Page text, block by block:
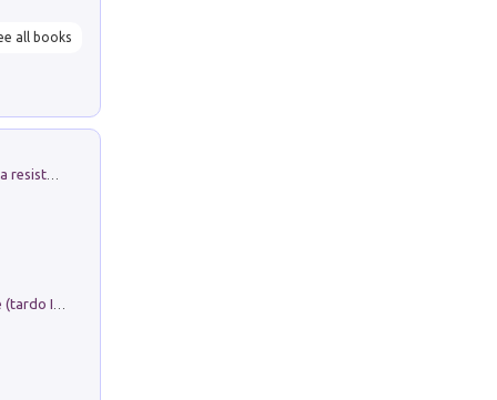
all books